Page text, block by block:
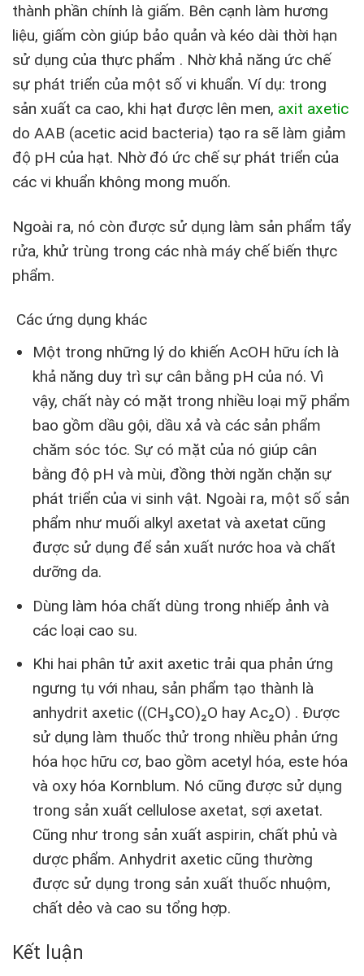
thành phần chính là giấm. Bên cạnh làm hương
liệu, giấm còn giúp bảo quản và kéo dài thời hạn
sử dụng của thực phẩm . Nhờ khả năng ức chế
sự phát triển của một số vi khuẩn. Ví dụ: trong
sản xuất ca cao, khi hạt được lên men, axit axetic
do AAB (acetic acid bacteria) tạo ra sẽ làm giảm
độ pH của hạt. Nhờ đó ức chế sự phát triển của
các vi khuẩn không mong muốn.
Ngoài ra, nó còn được sử dụng làm sản phẩm tẩy
rửa, khử trùng trong các nhà máy chế biến thực
phẩm.
Các ứng dụng khác
Một trong những lý do khiến AcOH hữu ích là
khả năng duy trì sự cân bằng pH của nó. Vì
vậy, chất này có mặt trong nhiều loại mỹ phẩm
bao gồm dầu gội, dầu xả và các sản phẩm
chăm sóc tóc. Sự có mặt của nó giúp cân
bằng độ pH và mùi, đồng thời ngăn chặn sự
phát triển của vi sinh vật. Ngoài ra, một số sản
phẩm như muối alkyl axetat và axetat cũng
được sử dụng để sản xuất nước hoa và chất
dưỡng da.
Dùng làm hóa chất dùng trong nhiếp ảnh và
các loại cao su.
Khi hai phân tử axit axetic trải qua phản ứng
ngưng tụ với nhau, sản phẩm tạo thành là
anhydrit axetic ((CH₃CO)₂O hay Ac₂O) . Được
sử dụng làm thuốc thử trong nhiều phản ứng
hóa học hữu cơ, bao gồm acetyl hóa, este hóa
và oxy hóa Kornblum. Nó cũng được sử dụng
trong sản xuất cellulose axetat, sợi axetat.
Cũng như trong sản xuất aspirin, chất phủ và
dược phẩm. Anhydrit axetic cũng thường
được sử dụng trong sản xuất thuốc nhuộm,
chất dẻo và cao su tổng hợp.
Kết luận